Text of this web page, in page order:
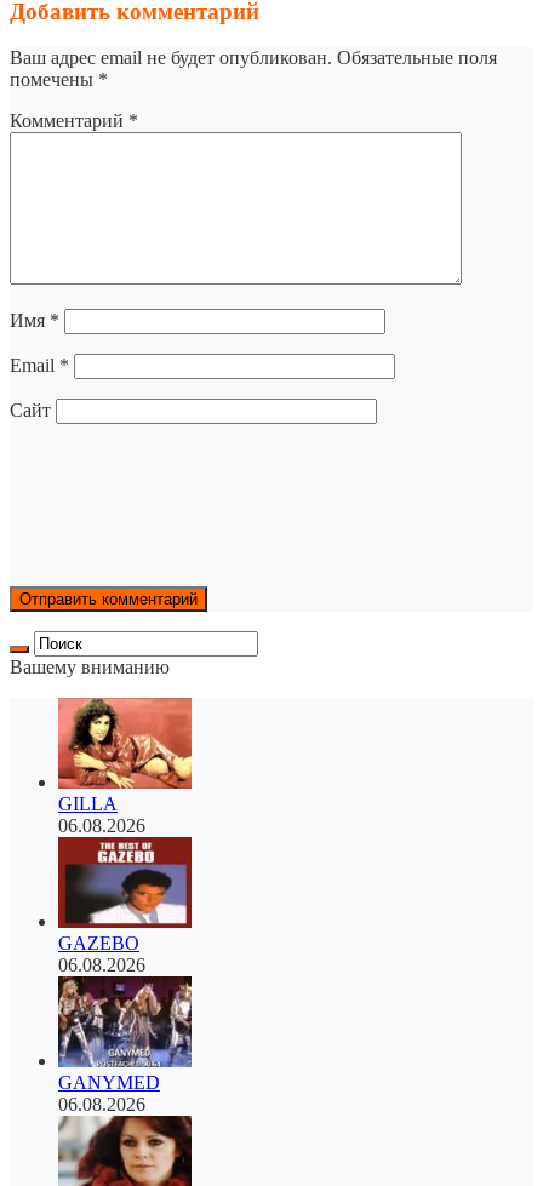
Добавить комментарий
Ваш адрес email не будет опубликован. Обязательные поля
помечены *
Комментарий *
Имя *
Email *
Сайт
Вашему вниманию
GILLA
06.08.2026
GAZEBO
06.08.2026
GANYMED
06.08.2026